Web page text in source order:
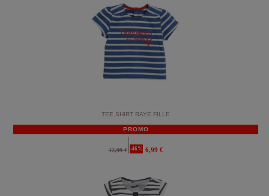
TEE SHIRT RAYE FILLE
PROMO
12,99 € -46% 6,99 €